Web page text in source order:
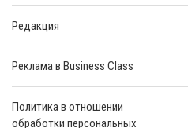
Редакция
Реклама в Business Class
Политика в отношении
обработки персональных